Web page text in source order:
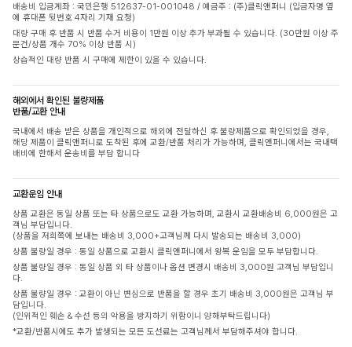
배송비 입금계좌 : 국민은행 512637-01-001048 / 예금주 : (주)클릭앤퍼니 (입금자명 옆
에 휴대폰 뒷번호 4자리 기재 요청)
대량 구매 후 반품 시 반품 수거 비용이 1만원 이상 추가 부과될 수 있습니다. (30만원 이상 주
문건/상품 개수 70% 이상 반품 시)
상습적인 대량 반품 시 구매에 제한이 있을 수 있습니다.
해외에서 확인된 불량제품
반품/교환 안내
국내에서 배송 받은 상품을 개인적으로 해외에 전달하신 후 불량제품으로 확인되었을 경우,
해당 제품이 클릭앤퍼니로 도착된 후에 교환/반품 처리가 가능하며, 클릭앤퍼니에서는 국내택
배비에 한해서 운송비를 부담 합니다
교환운임 안내
상품 교환은 동일 상품 또는 타 상품으로도 교환 가능하며, 교환시 교환배송비 6,000원은 고
객님 부담입니다.
(상품을 저희쪽에 보내는 배송비 3,000+고객님께 다시 발송되는 배송비 3,000)
상품 불량일 경우 : 동일 상품으로 교환시 클릭앤퍼니에서 왕복 운임을 모두 부담합니다.
상품 불량일 경우 : 동일 상품 외 타 상품이나 옵션 변경시 배송비 3,000원 고객님 부담입니
다.
상품 불량일 경우 : 교환이 아닌 변심으로 반품을 할 경우 초기 배송비 3,000원은 고객님 부
담입니다.
(인위적인 훼손 & 수선 등의 악용을 방지하기 위함이니 양해부탁드립니다)
*교환/반품시에도 추가 발생되는 모든 도선료는 고객님께서 부담해주셔야 합니다.